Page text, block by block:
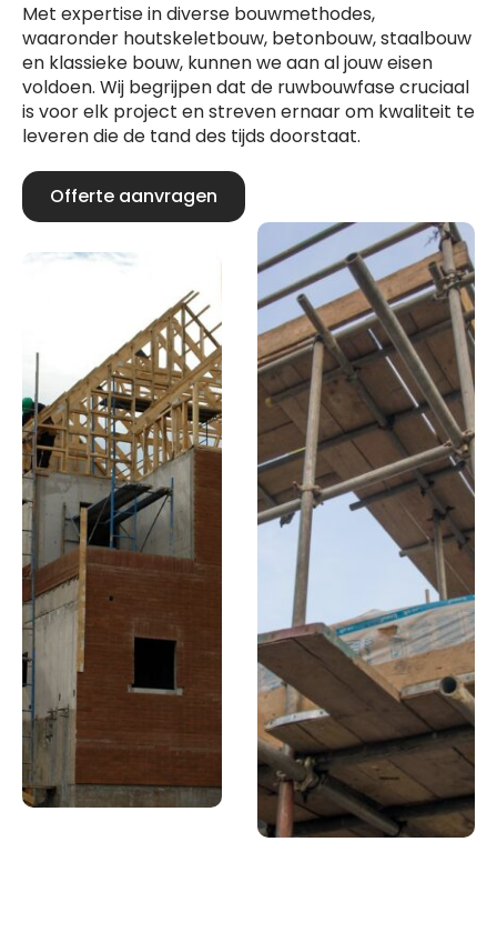
Met expertise in diverse bouwmethodes,
waaronder houtskeletbouw, betonbouw, staalbouw
en klassieke bouw, kunnen we aan al jouw eisen
voldoen. Wij begrijpen dat de ruwbouwfase cruciaal
is voor elk project en streven ernaar om kwaliteit te
leveren die de tand des tijds doorstaat.
Offerte aanvragen